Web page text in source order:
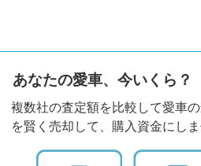
あなたの愛車、今いくら？
複数社の査定額を比較して愛車
を賢く売却して、購入資金にし